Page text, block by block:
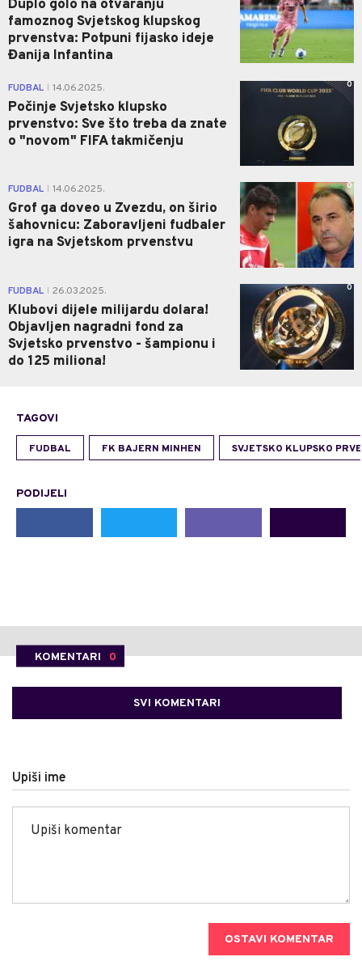
Duplo golo na otvaranju
famoznog Svjetskog klupskog
prvenstva: Potpuni fijasko ideje
Đanija Infantina
FUDBAL 14.06.2025.
Počinje Svjetsko klupsko
prvenstvo: Sve što treba da znate
o "novom" FIFA takmičenju
0
FUDBAL 14.06.2025.
Grof ga doveo u Zvezdu, on širio
šahovnicu: Zaboravljeni fudbaler
igra na Svjetskom prvenstvu
0
FUDBAL 26.03.2025.
Klubovi dijele milijardu dolara!
Objavljen nagradni fond za
Svjetsko prvenstvo - šampionu i
do 125 miliona!
0
TAGOVI
FUDBAL FK BAJERN MINHEN SVJETSKO KLUPSKO
PODIJELI
KOMENTARI 0
SVI KOMENTARI
Upiši ime
OSTAVI KOMENTAR